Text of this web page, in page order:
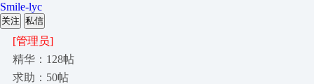
Smile-lyc
关注 私信
[管理员]
精华：128帖
求助：50帖